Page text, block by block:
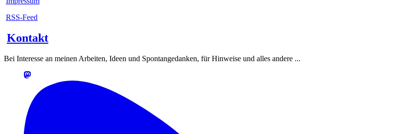
RSS-Feed
Kontakt
Bei Interesse an meinen Arbeiten, Ideen und Spontangedanken, für Hinweise und alles andere ...